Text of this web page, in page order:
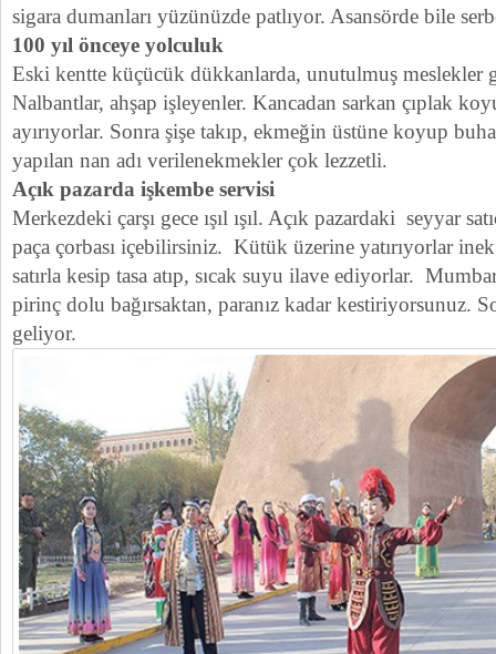
sigara dumanları yüzünüzde patlıyor. Asansörde bile
100 yıl önceye yolculuk
Eski kentte küçücük dükkanlarda, unutulmuş meslekler
Nalbantlar, ahşap işleyenler. Kancadan sarkan çıplak
ayırıyorlar. Sonra şişe takıp, ekmeğin üstüne koyup
yapılan nan adı verilenekmekler çok lezzetli.
Açık pazarda işkembe servisi
Merkezdeki çarşı gece ışıl ışıl. Açık pazardaki seyyar
paça çorbası içebilirsiniz. Kütük üzerine yatırıyorlar
satırla kesip tasa atıp, sıcak suyu ilave ediyorlar.
pirinç dolu bağırsaktan, paranız kadar kestiriyorsunuz.
geliyor.